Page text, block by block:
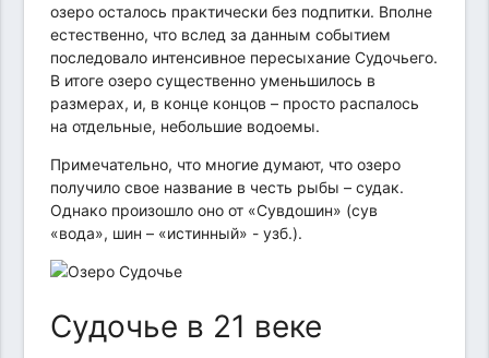
озеро осталось практически без подпитки. Вполне
естественно, что вслед за данным событием
последовало интенсивное пересыхание Судочьего.
В итоге озеро существенно уменьшилось в
размерах, и, в конце концов – просто распалось
на отдельные, небольшие водоемы.
Примечательно, что многие думают, что озеро
получило свое название в честь рыбы – судак.
Однако произошло оно от «Сувдошин» (сув
«вода», шин – «истинный» - узб.).
Судочье в 21 веке